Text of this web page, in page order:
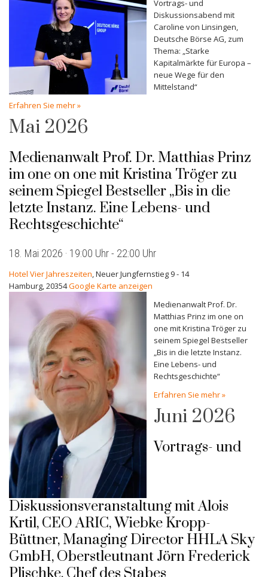
Vortrags- und
Diskussionsabend mit
Caroline von Linsingen,
Deutsche Börse AG, zum
Thema: „Starke
Kapitalmärkte für Europa –
neue Wege für den
Mittelstand“
Erfahren Sie mehr »
Mai 2026
Medienanwalt Prof. Dr. Matthias Prinz
im one on one mit Kristina Tröger zu
seinem Spiegel Bestseller „Bis in die
letzte Instanz. Eine Lebens- und
Rechtsgeschichte“
18. Mai 2026 · 19:00 Uhr- 22:00 Uhr
Hotel Vier Jahreszeiten,Neuer Jungfernstieg 9 - 14
Hamburg,20354Google Karte anzeigen
Medienanwalt Prof. Dr.
Matthias Prinz im one on
one mit Kristina Tröger zu
seinem Spiegel Bestseller
„Bis in die letzte Instanz.
Eine Lebens- und
Rechtsgeschichte“
Erfahren Sie mehr »
Juni 2026
Vortrags- und
Diskussionsveranstaltung mit Alois
Krtil, CEO ARIC, Wiebke Kropp-
Büttner, Managing Director HHLA Sky
GmbH, Oberstleutnant Jörn Frederick
Plischke, Chef des Stabes